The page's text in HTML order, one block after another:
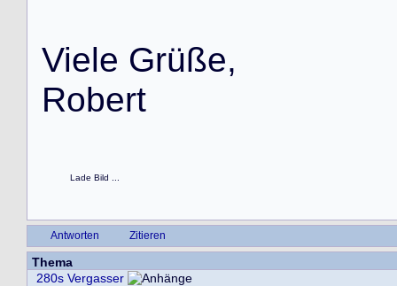
Viele Grüße,
Robert
Lade Bild ...
Antworten Zitieren
Thema
280s Vergasser